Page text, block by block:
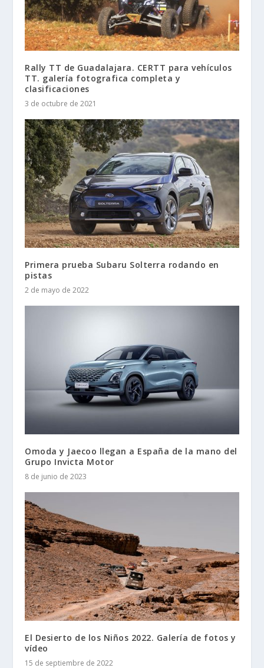
Rally TT de Guadalajara. CERTT para vehículos
TT. galería fotografica completa y
clasificaciones
3 de octubre de 2021
Primera prueba Subaru Solterra rodando en
pistas
2 de mayo de 2022
Omoda y Jaecoo llegan a España de la mano del
Grupo Invicta Motor
8 de junio de 2023
El Desierto de los Niños 2022. Galería de fotos y
vídeo
15 de septiembre de 2022